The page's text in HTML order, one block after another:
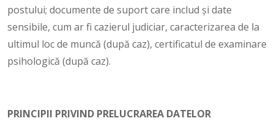
postului; documente de suport care includ şi date
sensibile, cum ar fi cazierul judiciar, caracterizarea de la
ultimul loc de muncă (după caz), certificatul de examinare
psihologică (după caz).
PRINCIPII PRIVIND PRELUCRAREA DATELOR